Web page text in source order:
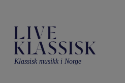
Klassisk musikk i Norge